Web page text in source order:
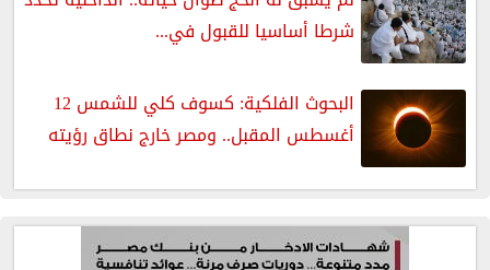
شرطا أساسيا للقبول في...
البحوث الفلكية: كسوف كلي للشمس 12
أغسطس المقبل.. ومصر خارج نطاق رؤيته